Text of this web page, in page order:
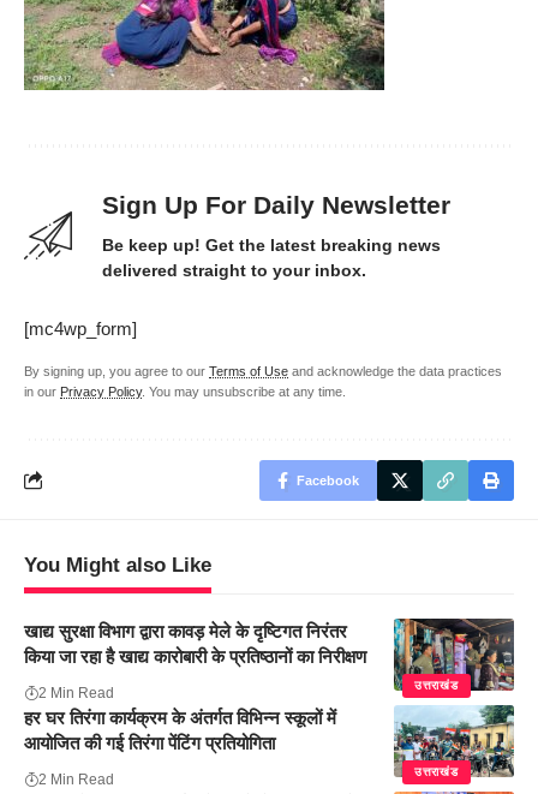
Sign Up For Daily Newsletter
Be keep up! Get the latest breaking news
delivered straight to your inbox.
[mc4wp_form]
By signing up, you agree to our Terms of Use and acknowledge the data practices
in our Privacy Policy. You may unsubscribe at any time.
Facebook
You Might also Like
उत्तराखंड
खाद्य सुरक्षा विभाग द्वारा कावड़ मेले के दृष्टिगत निरंतर
किया जा रहा है खाद्य कारोबारी के प्रतिष्ठानों का निरीक्षण
2 Min Read
उत्तराखंड
हर घर तिरंगा कार्यक्रम के अंतर्गत विभिन्न स्कूलों में
आयोजित की गई तिरंगा पेंटिंग प्रतियोगिता
2 Min Read